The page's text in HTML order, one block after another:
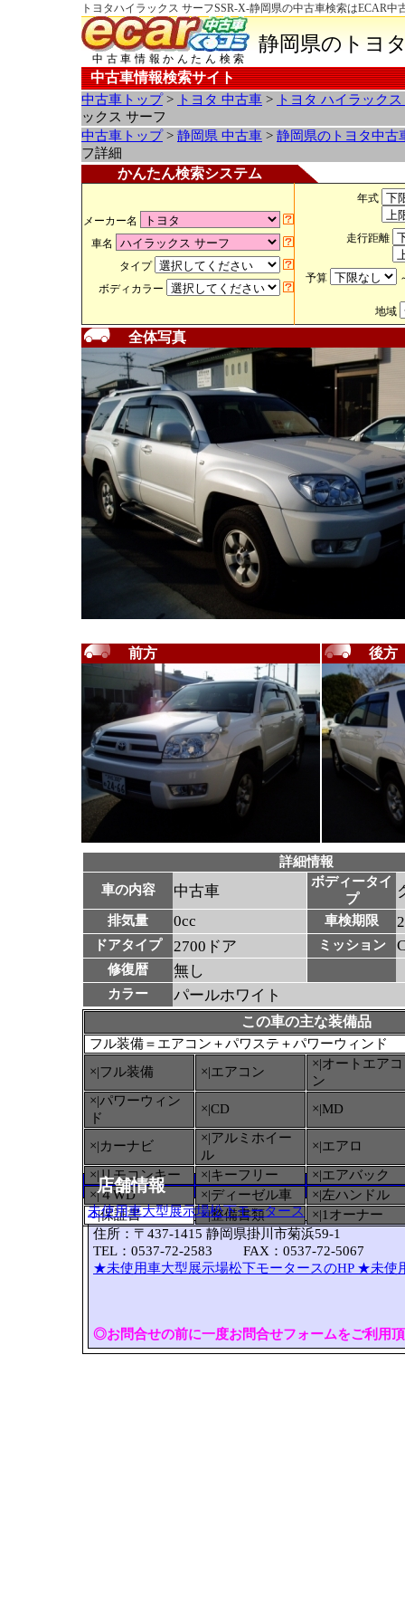
トヨタハイラックス サーフSSR-X-静岡県の中古車検索はECAR中
中古車情報かんたん検索
静岡県のトヨ
中古車情報検索サイト
中古車トップ> トヨタ 中古車 >
トヨタ ハイラック
ックス サーフ
中古車トップ> 静岡県 中古車 > 静岡県のトヨタ中古
フ詳細
かんたん検索システム
メーカー名
車名
タイプ
ボディカラー
年式
走行距離
予算
地域
全体写真
前方 後方
詳細情報
車の内容
中古車
ボディータイ
プ
排気量 0cc 車検期限
ドアタイプ 2700ドア ミッション
修復暦 無し
カラー パールホワイト
この車の主な装備品
フル装備＝エアコン＋パワステ＋パワーウィンド
×|フル装備
×|エアコン
×|オートエアコ
ン
×|パワーウィン
ド
×|CD ×|MD
×|カーナビ
×|アルミホイー
ル
×|エアロ
×|リモコンキー
×|キーフリー
×|エアバック
×|４WD
×|ディーゼル車
×|左ハンドル
○|保証書 ×|整備書類 ×|1オーナー
店舗情報
未使用車大型展示場松下モータース
住所：〒437-1415 静岡県掛川市菊浜59-1
TEL：0537-72-2583 FAX：0537-72-5067
★未使用車大型展示場松下モータースのHP ★未使
◎お問合せの前に一度お問合せフォームをご利用